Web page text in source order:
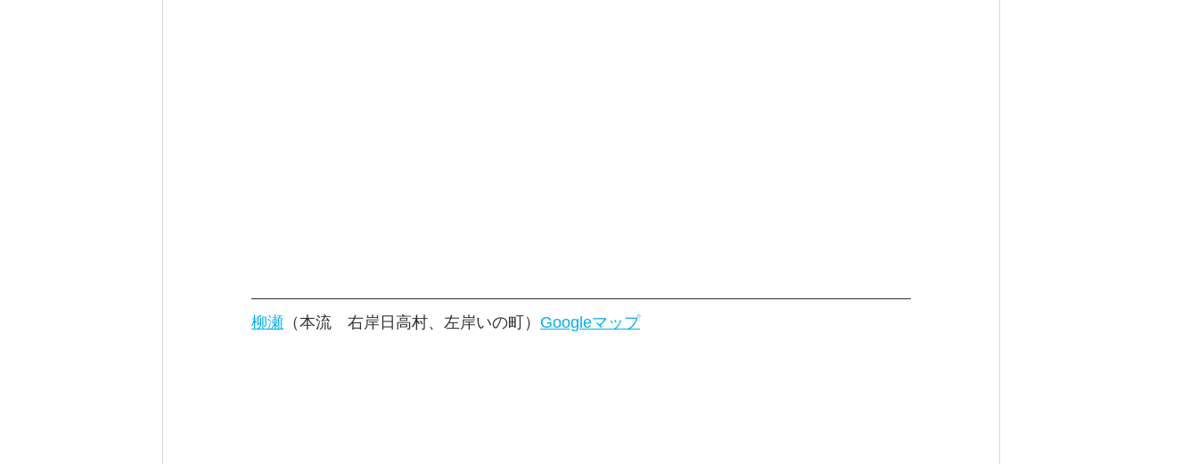
柳瀬 （本流　右岸日高村、左岸いの町） Googleマップ